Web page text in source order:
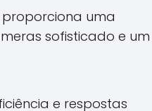
uma
sofisticado e um
e respostas